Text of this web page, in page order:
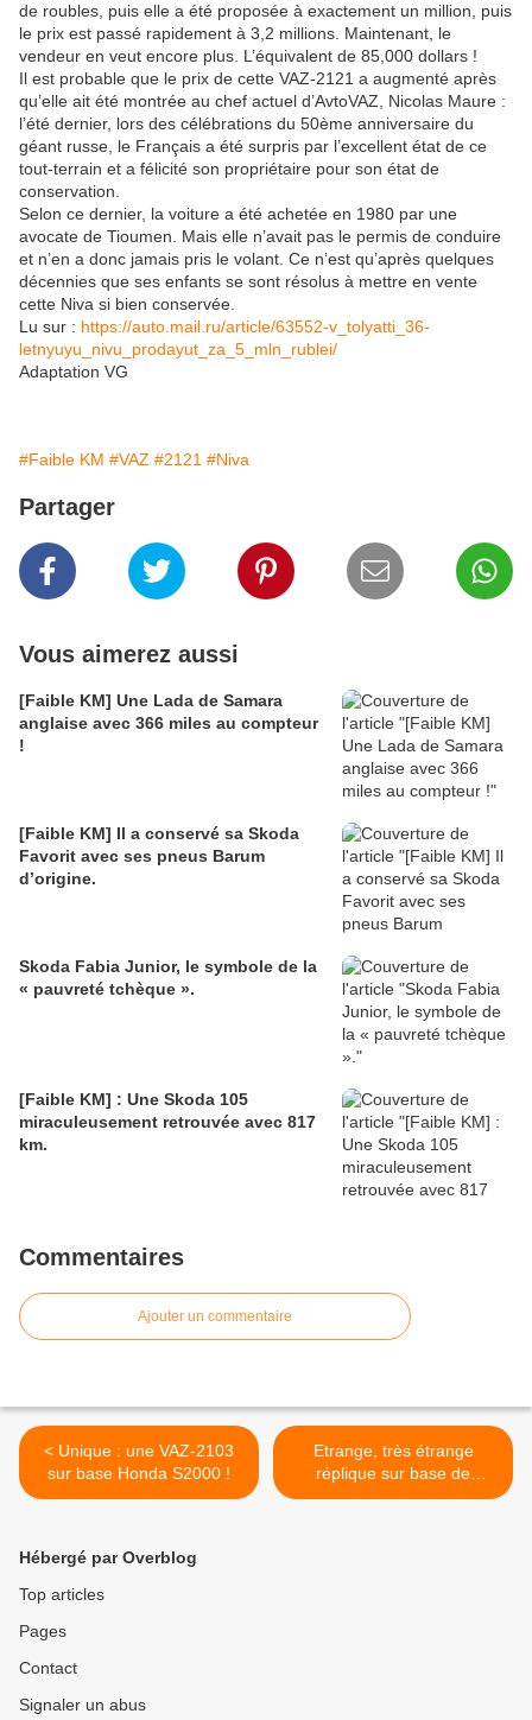
de roubles, puis elle a été proposée à exactement un million, puis
le prix est passé rapidement à 3,2 millions. Maintenant, le
vendeur en veut encore plus. L’équivalent de 85,000 dollars !
Il est probable que le prix de cette VAZ-2121 a augmenté après
qu’elle ait été montrée au chef actuel d’AvtoVAZ, Nicolas Maure :
l’été dernier, lors des célébrations du 50ème anniversaire du
géant russe, le Français a été surpris par l’excellent état de ce
tout-terrain et a félicité son propriétaire pour son état de
conservation.
Selon ce dernier, la voiture a été achetée en 1980 par une
avocate de Tioumen. Mais elle n’avait pas le permis de conduire
et n’en a donc jamais pris le volant. Ce n’est qu’après quelques
décennies que ses enfants se sont résolus à mettre en vente
cette Niva si bien conservée.
Lu sur : https://auto.mail.ru/article/63552-v_tolyatti_36-
letnyuyu_nivu_prodayut_za_5_mln_rublei/
Adaptation VG
#Faible KM #VAZ #2121 #Niva
Partager
Vous aimerez aussi
[Faible KM] Une Lada de Samara
anglaise avec 366 miles au compteur
!
[Faible KM] Il a conservé sa Skoda
Favorit avec ses pneus Barum
d’origine.
Skoda Fabia Junior, le symbole de la
« pauvreté tchèque ».
[Faible KM] : Une Skoda 105
miraculeusement retrouvée avec 817
km.
Commentaires
Ajouter un commentaire
< Unique : une VAZ-2103
sur base Honda S2000 !
Etrange, très étrange
réplique sur base de
Kopeïka ! >
Hébergé par Overblog
Top articles
Pages
Contact
Signaler un abus